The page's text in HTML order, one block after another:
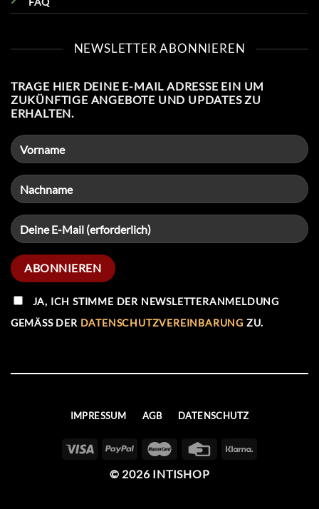
NEWSLETTER ABONNIEREN
TRAGE HIER DEINE E-MAIL ADRESSE EIN UM
ZUKÜNFTIGE ANGEBOTE UND UPDATES ZU
ERHALTEN.
JA, ICH STIMME DER NEWSLETTERANMELDUNG
GEMÄSS DER DATENSCHUTZVEREINBARUNG ZU.
IMPRESSUM AGB DATENSCHUTZ
© 2026 INTISHOP